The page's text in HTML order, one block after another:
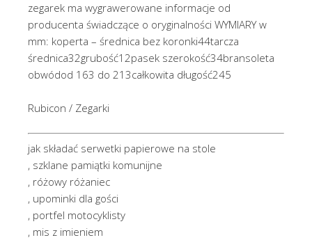
zegarek ma wygrawerowane informacje od
producenta świadczące o oryginalności WYMIARY w
mm: koperta – średnica bez koronki44tarcza
średnica32grubość12pasek szerokość34bransoleta
obwódod 163 do 213całkowita długość245
Rubicon / Zegarki
jak składać serwetki papierowe na stole
, szklane pamiątki komunijne
, różowy różaniec
, upominki dla gości
, portfel motocyklisty
, mis z imieniem